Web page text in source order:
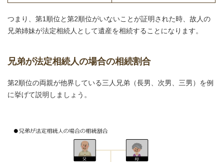
つまり、第1順位と第2順位がいないことが証明された時、故人の
兄弟姉妹が法定相続人として遺産を相続することになります。
兄弟が法定相続人の場合の相続割合
第2順位の両親が他界している三人兄弟（長男、次男、三男）を例
に挙げて説明しましょう。